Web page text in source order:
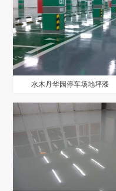
水木丹华园停车场地坪漆